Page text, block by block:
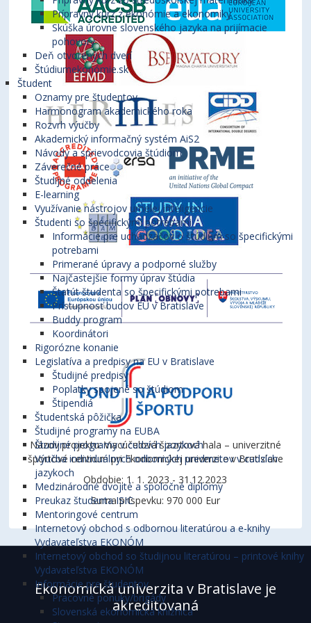
Prípravný kurz z ekonómie a ekonomiky
Skúška úrovne slovenského jazyka na prijímacie
pohovory
Deň otvorených dverí
Štúdiumekonómie.sk
Študent
Oznamy pre študentov
Harmonogram akademického roka
Rozvrh výučby
Akademický informačný systém AiS2
Návody a sprievodcovia štúdiom
Záverečné práce
Študijné oddelenia
E-learning
Využívanie nástrojov umelej inteligencie
Študenti so špecifickými potrebami
Informácie pre uchádzačov o štúdium so špecifickými
potrebami
Primerané úpravy a podporné služby
Najčastejšie formy úprav štúdia
Štatút študenta so špecifickými potrebami
Prístupnosť budov EU v Bratislave
Buddy program
Koordinátori
Rigorózne konanie
Legislatíva a predpisy na EU v Bratislave
Študijné predpisy
Poplatky spojené so štúdiom
Štipendiá
Študentská pôžička
Študijné programy na EUBA
Študijné programy v cudzích jazykoch
Výučba individuálnych odborných predmetov v cudzích
jazykoch
Medzinárodné dvojité a spoločné diplomy
Preukaz študenta ISIC
Mentoringové centrum
Internetový obchod s odbornou literatúrou a e-knihy
Vydavateľstva EKONÓM
Internetový obchod so študijnou literatúrou – printové knihy
Vydavateľstva EKONÓM
Informácie pre študentov
Pracovné ponuky/brigády
Slovenská ekonomická knižnica
Názov projektu: Viacúčelová športová hala – univerzitné
športové centrum pri Ekonomickej univerzite v Bratislave
Obdobie: 1. 1. 2023 - 31.12.2023
Suma príspevku: 970 000 Eur
Ekonomická univerzita v Bratislave je
akreditovaná